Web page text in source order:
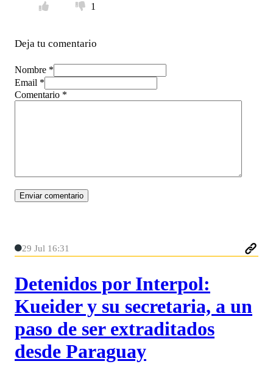
1
Deja tu comentario
Nombre *
Email *
Comentario *
29 Jul 16:31
Detenidos por Interpol:
Kueider y su secretaria, a un
paso de ser extraditados
desde Paraguay